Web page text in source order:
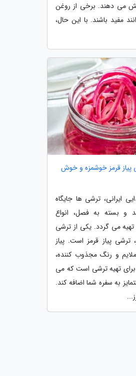
می دهند. برخی از روغن
مفید باشند. با این حال،
پیاز قرمز خوشمزه و خوش
ایرانی، ترشی ها جایگاه
و بسته به فصل، انواع
می گردد. یکی از ترشی
ترشی پیاز قرمز است. پیاز
و رنگ مجذوب کننده،
برای تهیه ترشی است که می
به سفره شما اضافه کند.